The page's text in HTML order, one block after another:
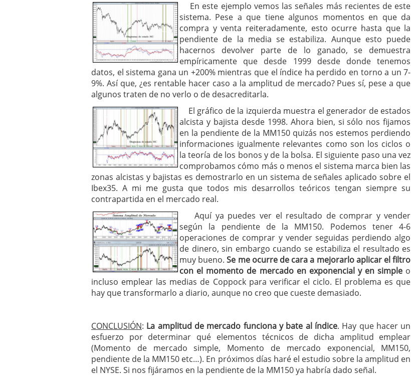
En este ejemplo vemos las señales más recientes de este
sistema. Pese a que tiene algunos momentos en que da
compra y venta reiteradamente, esto ocurre hasta que la
pendiente de la media se estabiliza. Aunque esto puede
hacernos devolver parte de lo ganado, se demuestra
empíricamente que desde 1999 desde donde tenemos
datos, el sistema gana un +200% mientras que el índice ha perdido en torno a un 7-
9%. Así que, ¿es rentable hacer caso a la amplitud de mercado? Pues sí, pese a que
algunos traten de no verlo o de desacreditarla.
El gráfico de la izquierda muestra el generador de estados
alcista y bajista desde 1998. Ahora bien, si sólo nos fijamos
en la pendiente de la MM150 quizás nos estemos perdiendo
informaciones igualmente relevantes como son los ciclos o
la teoría de los bonos y de la bolsa. El siguiente paso una vez
comprobamos cómo más o menos el sistema marca bien las
zonas alcistas y bajistas es demostrarlo en un sistema de señales aplicado sobre el
Ibex35. A mi me gusta que todos mis desarrollos teóricos tengan siempre su
contrapartida en el mercado real.
Aquí ya puedes ver el resultado de comprar y vender
según la pendiente de la MM150. Podemos tener 4-6
operaciones de comprar y vender seguidas perdiendo algo
de dinero, sin embargo cuando se estabiliza el resultado es
muy bueno.Se me ocurre de cara a mejorarlo aplicar el filtro
con el momento de mercado en exponencial y en simple o
incluso emplear las medias de Coppock para verificar el ciclo. El problema es que
hay que transformarlo a diario, aunque no creo que cueste demasiado.
CONCLUSIÓN: La amplitud de mercado funciona y bate al índice. Hay que hacer un
esfuerzo por determinar qué elementos técnicos de dicha amplitud emplear
(Momento de mercado simple, Momento de mercado exponencial, MM150,
pendiente de la MM150 etc…). En próximos días haré el estudio sobre la amplitud en
el NYSE. Si nos fijáramos en la pendiente de la MM150 ya habría dado señal.